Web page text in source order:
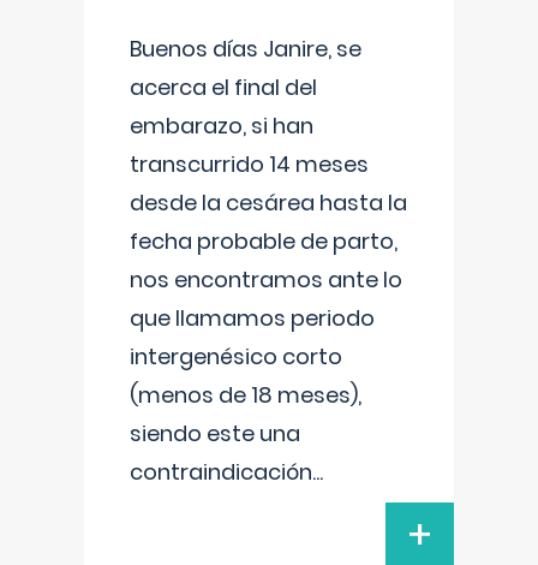
Buenos días Janire, se
acerca el final del
embarazo, si han
transcurrido 14 meses
desde la cesárea hasta la
fecha probable de parto,
nos encontramos ante lo
que llamamos periodo
intergenésico corto
(menos de 18 meses),
siendo este una
contraindicación...
+